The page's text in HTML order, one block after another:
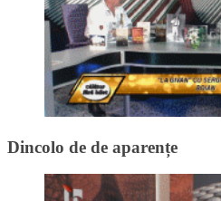
Dincolo de de aparențe